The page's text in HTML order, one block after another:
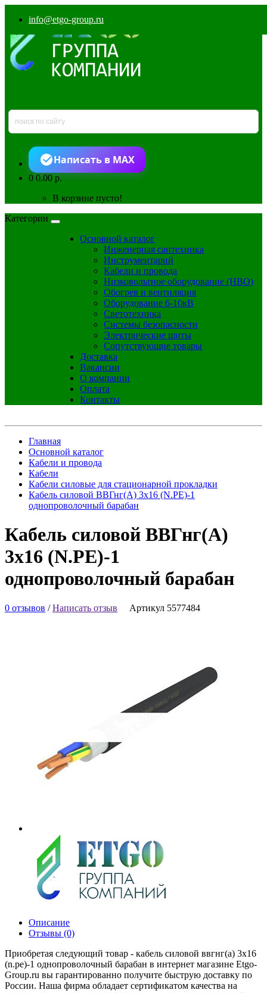
info@etgo-group.ru
Написать в MAX
00.00 р.
В корзине пусто!
Категории
Основной каталог
Инженерная сантехника
Инструментарий
Кабели и провода
Низковольтное оборудование (НВО)
Обогрев и вентиляция
Оборудование 6-10кВ
Светотехника
Системы безопасности
Электрические щиты
Сопутствующие товары
Доставка
Вакансии
О компании
Оплата
Контакты
Главная
Основной каталог
Кабели и провода
Кабели
Кабели силовые для стационарной прокладки
Кабель силовой ВВГнг(А) 3х16 (N.PE)-1
однопроволочный барабан
Кабель силовой ВВГнг(А)
3х16 (N.PE)-1
однопроволочный барабан
0 отзывов /Написать отзыв Артикул 5577484
Описание
Отзывы (0)
Приобретая следующий товар - кабель силовой ввгнг(а) 3х16
(n.pe)-1 однопроволочный барабан в интернет магазине Etgo-
Group.ru вы гарантированно получите быструю доставку по
России. Наша фирма обладает сертификатом качества на